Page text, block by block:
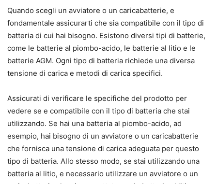
Quando scegli un avviatore o un caricabatterie, e
fondamentale assicurarti che sia compatibile con il tipo di
batteria di cui hai bisogno. Esistono diversi tipi di batterie,
come le batterie al piombo-acido, le batterie al litio e le
batterie AGM. Ogni tipo di batteria richiede una diversa
tensione di carica e metodi di carica specifici.
Assicurati di verificare le specifiche del prodotto per
vedere se e compatibile con il tipo di batteria che stai
utilizzando. Se hai una batteria al piombo-acido, ad
esempio, hai bisogno di un avviatore o un caricabatterie
che fornisca una tensione di carica adeguata per questo
tipo di batteria. Allo stesso modo, se stai utilizzando una
batteria al litio, e necessario utilizzare un avviatore o un